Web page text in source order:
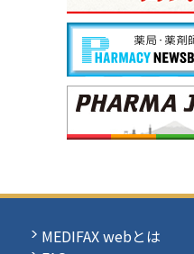
MEDIFAX webとは